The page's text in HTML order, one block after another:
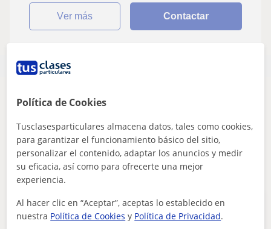
ver más Contactar
Parece que tu búsqueda es bastante especifica
guárdala y te avisaremos cuando haya nuevos
profesores
Eliminar filtros
Guardar búsqueda
Estos profesores de oposiciones justicia
online pueden interesarte
Política de Cookies
Tusclasesparticulares almacena datos, tales como cookies,
para garantizar el funcionamiento básico del sitio,
personalizar el contenido, adaptar los anuncios y medir
su eficacia, así como para ofrecerte una mejor
experiencia.
Al hacer clic en “Aceptar”, aceptas lo establecido en
nuestra Política de Cookies y Política de Privacidad.